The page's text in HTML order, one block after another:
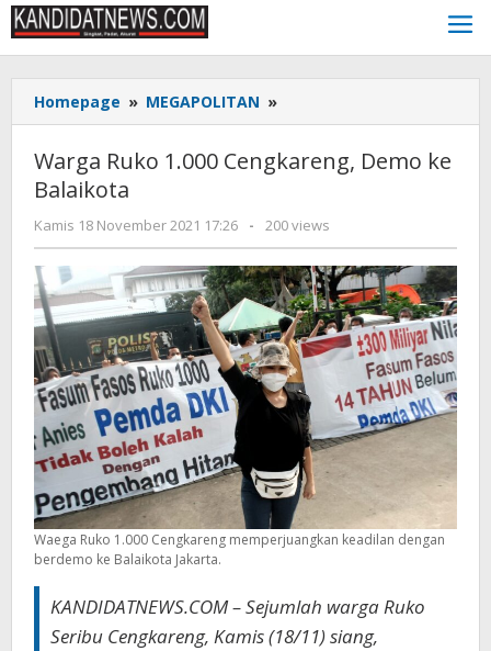
Lewati
ke
konten
Homepage » MEGAPOLITAN »
Ruko
Cengkareng,
ke
Warga Ruko 1.000 Cengkareng, Demo ke
Balaikota
Kamis 18 November 2021 17:26
oleh
Kinoy
Jackson
- 200 views
Waega Ruko 1.000 Cengkareng memperjuangkan keadilan dengan
berdemo ke Balaikota Jakarta.
KANDIDATNEWS.COM – Sejumlah warga Ruko
Seribu Cengkareng, Kamis (18/11) siang,